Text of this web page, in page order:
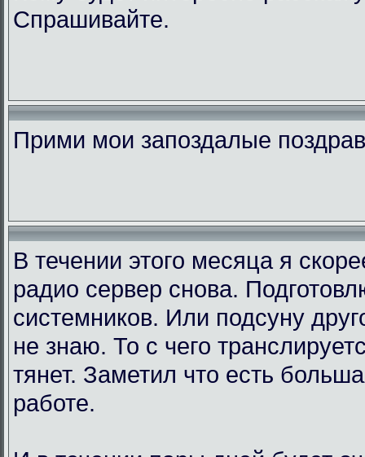
Спрашивайте.
Прими мои запоздалые
В течении этого месяца я
радио сервер снова.
системников. Или подсуну
не знаю. То с чего
тянет. Заметил что есть
работе.